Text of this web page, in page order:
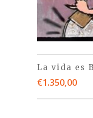
La vida es
€1.350,00